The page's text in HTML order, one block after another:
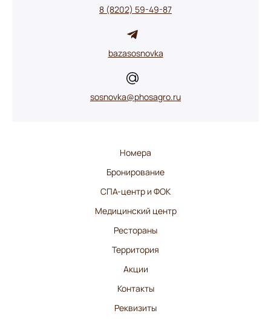
8 (8202) 59-49-87
bazasosnovka
sosnovka@phosagro.ru
Номера
Бронирование
СПА-центр и ФОК
Медицинский центр
Рестораны
Территория
Акции
Контакты
Реквизиты